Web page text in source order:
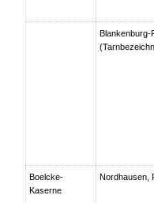
Blankenburg-
Boelcke-
Kaserne
Nordhausen,